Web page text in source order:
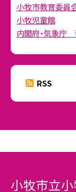
小牧市教育委員
小牧児童館
内閣府・気象庁
RSS
小牧市立